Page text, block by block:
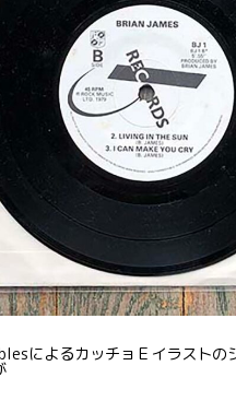
によるカッチョＥイラストの